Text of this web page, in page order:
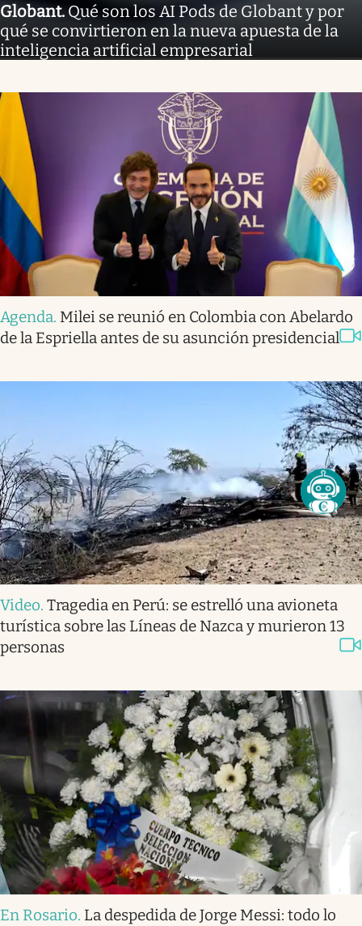
Globant.Qué son los AI Pods de Globant y por
qué se convirtieron en la nueva apuesta de la
inteligencia artificial empresarial
Agenda. Milei se reunió en Colombia con Abelardo
de la Espriella antes de su asunción presidencial
Video. Tragedia en Perú: se estrelló una avioneta
turística sobre las Líneas de Nazca y murieron 13
personas
En Rosario. La despedida de Jorge Messi: todo lo